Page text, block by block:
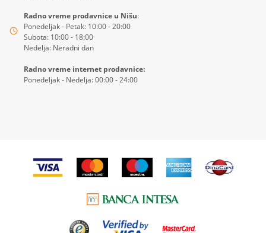
Radno vreme prodavnice u Nišu:
Ponedeljak - Petak: 10:00 - 20:00
Subota: 10:00 - 18:00
Nedelja: Neradni dan
Radno vreme internet prodavnice:
Ponedeljak - Nedelja: 00:00 - 24:00